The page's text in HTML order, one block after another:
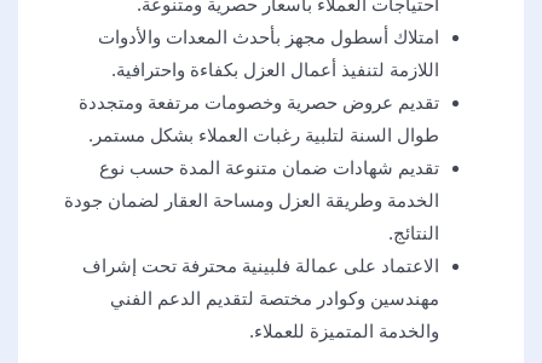
احتياجات العملاء بأسعار حصرية ومتنوعة.
امتلاك أسطول مجهز بأحدث المعدات والأدوات
اللازمة لتنفيذ أعمال العزل بكفاءة واحترافية.
تقديم عروض حصرية وخصومات مرتفعة ومتجددة
طوال السنة لتلبية رغبات العملاء بشكل مستمر.
تقديم شهادات ضمان متنوعة المدة حسب نوع
الخدمة وطريقة العزل ومساحة العقار لضمان جودة
النتائج.
الاعتماد على عمالة فلبينية محترفة تحت إشراف
مهندسين وكوادر مختصة لتقديم الدعم الفني
والخدمة المتميزة للعملاء.